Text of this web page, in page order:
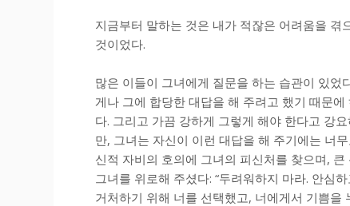
지금부터 말하는 것은 내가 적잖은 어려움을
것이었다.
많은 이들이 그녀에게 질문을 하는 습관이 있었
게나 그에 합당한 대답을 해 주려고 했기 때문
다. 그리고 가끔 강하게 그렇게 해야 한다고 강
만, 그녀는 자신이 이런 대답을 해 주기에는 너
신적 자비의 호의에 그녀의 피신처를 찾으며,
그녀를 위로해 주셨다: “두려워하지 마라. 안심
거처하기 위해 너를 선택했고, 너에게서 기쁨